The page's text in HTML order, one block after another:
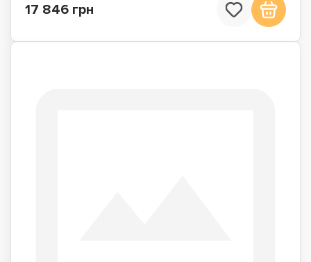
17 846 грн